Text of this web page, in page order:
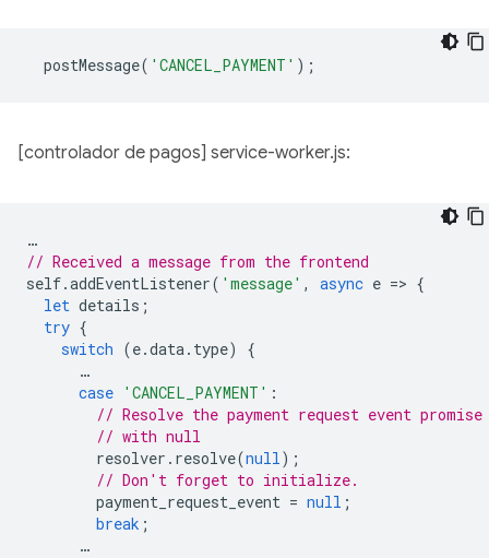
postMessage( 'CANCEL_PAYMENT' );
[controlador de pagos] service-worker.js:
…
// Received a message from the frontend
self.addEventListener( 'message' , async e => {
let details ;
try {
switch (e.data. type)
{
…
case 'CANCEL_PAYMENT' :
// Resolve the payment request event promise
// with null
resolver . resolve(null);
// Don't forget to initialize.
payment_request_event = null ;
break ;
…